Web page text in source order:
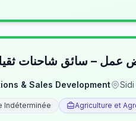
عمل – سائق شاحنات
& Sales Development Sidi
Indéterminée Agriculture et